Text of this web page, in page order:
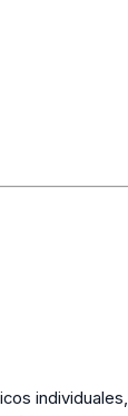
individuales,